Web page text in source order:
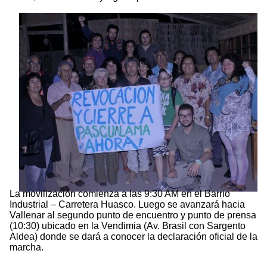
La movilización comienza a las 9:30 AM en el Barrio
Industrial – Carretera Huasco. Luego se avanzará hacia
Vallenar al segundo punto de encuentro y punto de prensa
(10:30) ubicado en la Vendimia (Av. Brasil con Sargento
Aldea) donde se dará a conocer la declaración oficial de la
marcha.